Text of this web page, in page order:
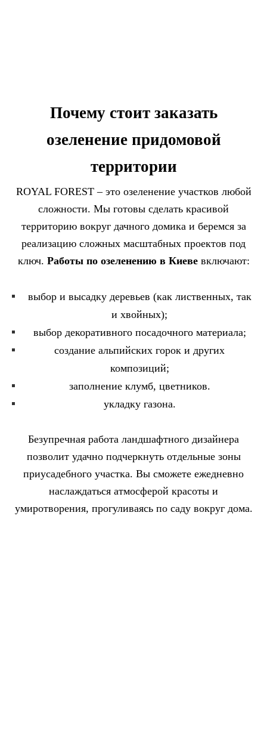
Почему стоит заказать
озеленение придомовой
территории
ROYAL FOREST – это озеленение участков любой
сложности. Мы готовы сделать красивой
территорию вокруг дачного домика и беремся за
реализацию сложных масштабных проектов под
ключ. Работы по озеленению в Киевевключают:
выбор и высадку деревьев (как лиственных, так
и хвойных);
выбор декоративного посадочного материала;
создание альпийских горок и других
композиций;
заполнение клумб, цветников.
укладку газона.
Безупречная работа ландшафтного дизайнера
позволит удачно подчеркнуть отдельные зоны
приусадебного участка. Вы сможете ежедневно
наслаждаться атмосферой красоты и
умиротворения, прогуливаясь по саду вокруг дома.